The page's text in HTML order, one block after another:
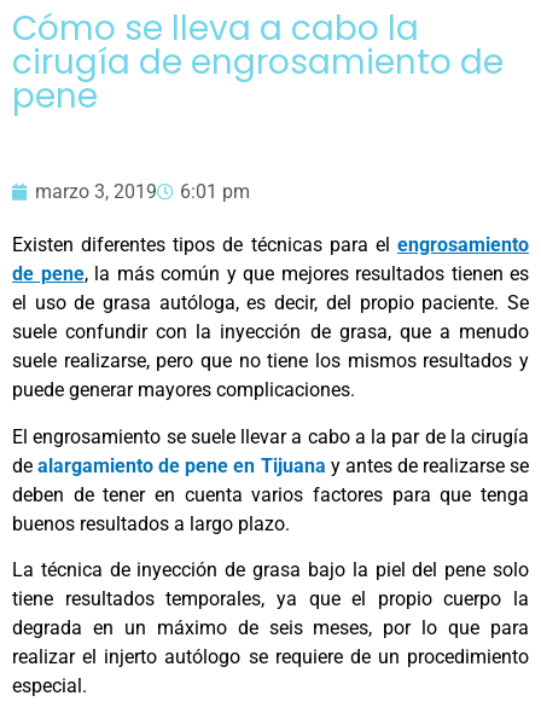
Cómo se lleva a cabo la
cirugía de engrosamiento de
pene
marzo 3, 2019 6:01 pm
Existen diferentes tipos de técnicas para el engrosamiento
de pene, la más común y que mejores resultados tienen es
el uso de grasa autóloga, es decir, del propio paciente. Se
suele confundir con la inyección de grasa, que a menudo
suele realizarse, pero que no tiene los mismos resultados y
puede generar mayores complicaciones.
El engrosamiento se suele llevar a cabo a la par de la cirugía
dealargamiento de pene en Tijuana y antes de realizarse se
deben de tener en cuenta varios factores para que tenga
buenos resultados a largo plazo.
La técnica de inyección de grasa bajo la piel del pene solo
tiene resultados temporales, ya que el propio cuerpo la
degrada en un máximo de seis meses, por lo que para
realizar el injerto autólogo se requiere de un procedimiento
especial.